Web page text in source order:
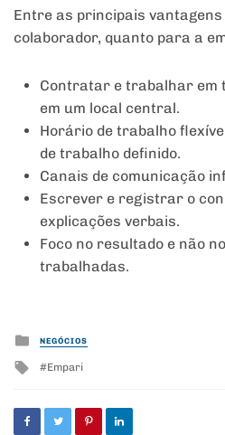
Entre as principais
colaborador, quanto para a
Contratar e trabalhar em
em um local central.
Horário de trabalho
de trabalho definido.
Canais de comunicação
Escrever e registrar o
explicações verbais.
Foco no resultado e não
trabalhadas.
Posted
in
NEGÓCIOS
Tagged
Empari